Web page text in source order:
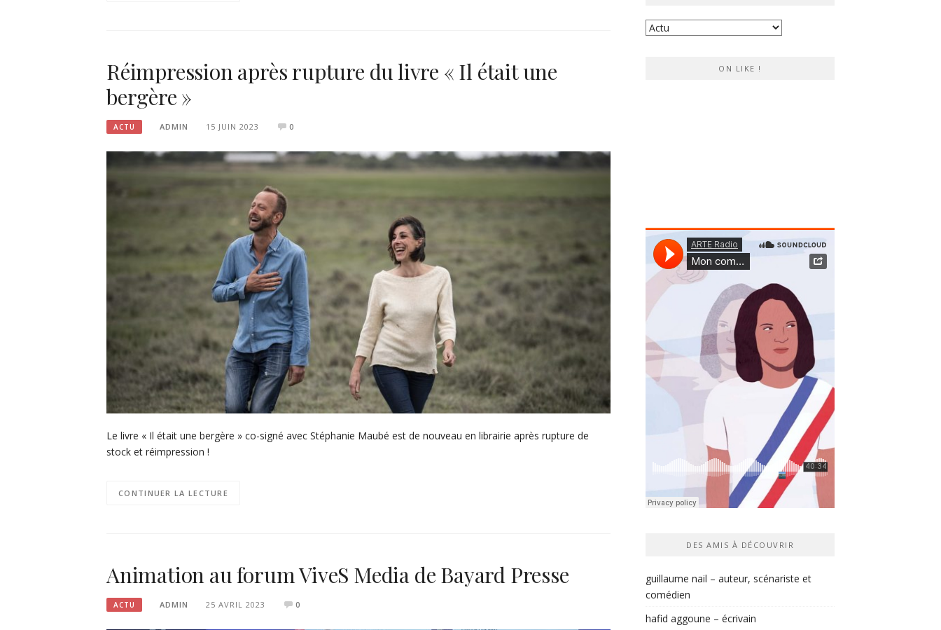
Réimpression après rupture du livre « Il était une
bergère »
ACTU ADMIN 15 JUIN 2023 0
Le livre « Il était une bergère » co-signé avec Stéphanie Maubé est de nouveau en librairie après rupture de
stock et réimpression !
CONTINUER LA LECTURE
Animation au forum ViveS Media de Bayard Presse
ACTU ADMIN 25 AVRIL 2023 0
Catégories
ON LIKE !
DES AMIS À DÉCOUVRIR
guillaume nail – auteur, scénariste et
comédien
hafid aggoune – écrivain